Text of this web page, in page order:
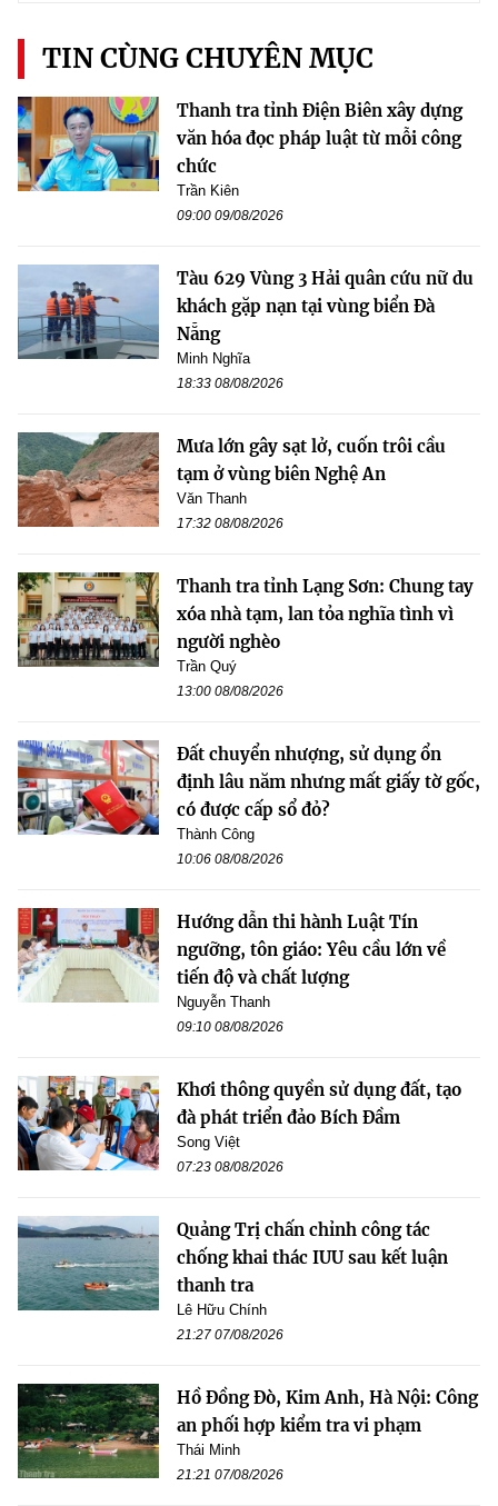
TIN CÙNG CHUYÊN MỤC
Thanh tra tỉnh Điện Biên xây dựng
văn hóa đọc pháp luật từ mỗi công
chức
Trần Kiên
09:00 09/08/2026
Tàu 629 Vùng 3 Hải quân cứu nữ du
khách gặp nạn tại vùng biển Đà
Nẵng
Minh Nghĩa
18:33 08/08/2026
Mưa lớn gây sạt lở, cuốn trôi cầu
tạm ở vùng biên Nghệ An
Văn Thanh
17:32 08/08/2026
Thanh tra tỉnh Lạng Sơn: Chung tay
xóa nhà tạm, lan tỏa nghĩa tình vì
người nghèo
Trần Quý
13:00 08/08/2026
Đất chuyển nhượng, sử dụng ổn
định lâu năm nhưng mất giấy tờ gốc,
có được cấp sổ đỏ?
Thành Công
10:06 08/08/2026
Hướng dẫn thi hành Luật Tín
ngưỡng, tôn giáo: Yêu cầu lớn về
tiến độ và chất lượng
Nguyễn Thanh
09:10 08/08/2026
Khơi thông quyền sử dụng đất, tạo
đà phát triển đảo Bích Đầm
Song Việt
07:23 08/08/2026
Quảng Trị chấn chỉnh công tác
chống khai thác IUU sau kết luận
thanh tra
Lê Hữu Chính
21:27 07/08/2026
Hồ Đồng Đò, Kim Anh, Hà Nội: Công
an phối hợp kiểm tra vi phạm
Thái Minh
21:21 07/08/2026